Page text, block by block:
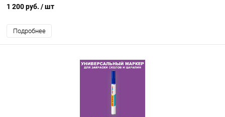
1 200 руб. / шт
Подробнее